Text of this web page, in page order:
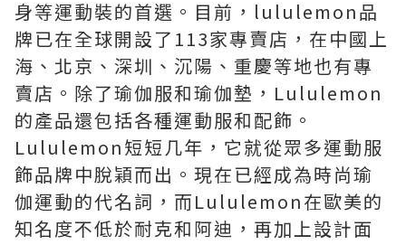
身等運動裝的首選。目前，lululemon品
牌已在全球開設了113家專賣店，在中國上
海、北京、深圳、沉陽、重慶等地也有專
賣店。除了瑜伽服和瑜伽墊，Lululemon
的產品還包括各種運動服和配飾。
Lululemon短短几年，它就從眾多運動服
飾品牌中脫穎而出。現在已經成為時尚瑜
伽運動的代名詞，而Lululemon在歐美的
知名度不低於耐克和阿迪，再加上設計面